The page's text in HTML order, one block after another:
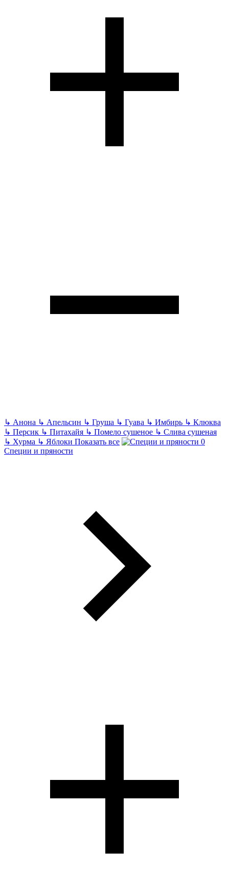
↳ Анона ↳ Апельсин ↳ Груша ↳ Гуава ↳ Имбирь ↳ Клюква
↳ Персик ↳ Питахайя ↳ Помело сушеное ↳ Слива сушеная
↳ Хурма ↳ Яблоки Показать все
Специи и пряности